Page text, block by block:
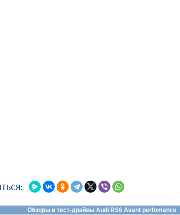
Обзоры и тест-драйвы Audi RS6 Avant perfomance